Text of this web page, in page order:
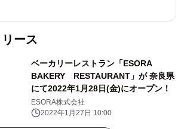
ース
ベーカリーレストラン「ESORA
BAKERY RESTAURANT」が 奈良県
にて2022年1月28日(金)にオープン！
ESORA株式会社
2022年1月27日 10:00